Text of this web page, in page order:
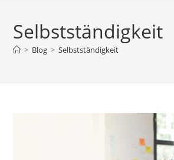
Selbstständigkeit
> Blog > Selbstständigkeit